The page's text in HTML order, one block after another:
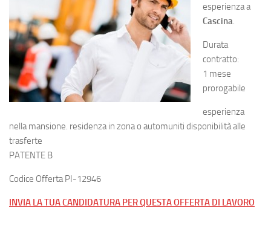
esperienza a
Cascina.
Durata
contratto:
1 mese
prorogabile
esperienza
nella mansione. residenza in zona o automuniti disponibilità alle
trasferte
PATENTE B
Codice Offerta PI-12946
INVIA LA TUA CANDIDATURA PER QUESTA OFFERTA DI LAVORO